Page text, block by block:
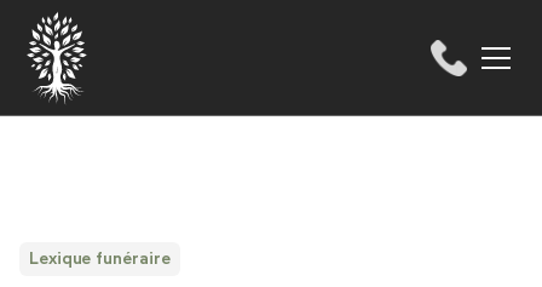
Lexique funéraire